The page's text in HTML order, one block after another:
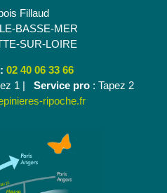
Fillaud
BASSE-MER
SUR-LOIRE
02 40 06 33 66
1 | Service pro: Tapez 2
ripoche.fr